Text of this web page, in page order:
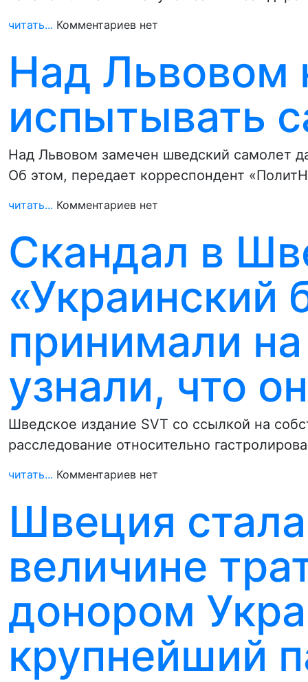
читать... Комментариев нет
Над Львовом
испытывать
Над Львовом замечен шведский самолет
Об этом, передает корреспондент
читать... Комментариев нет
Скандал в
«Украинский
принимали
узнали, что
Шведское издание SVT со ссылкой на
расследование относительно
читать... Комментариев нет
Швеция
величине
донором
крупнейший